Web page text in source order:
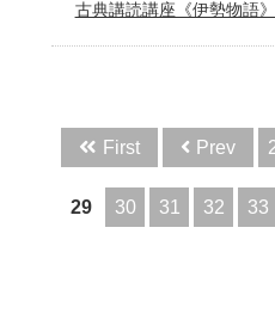
古典講読講座《伊勢物語
First Prev
29 30 31 32 33